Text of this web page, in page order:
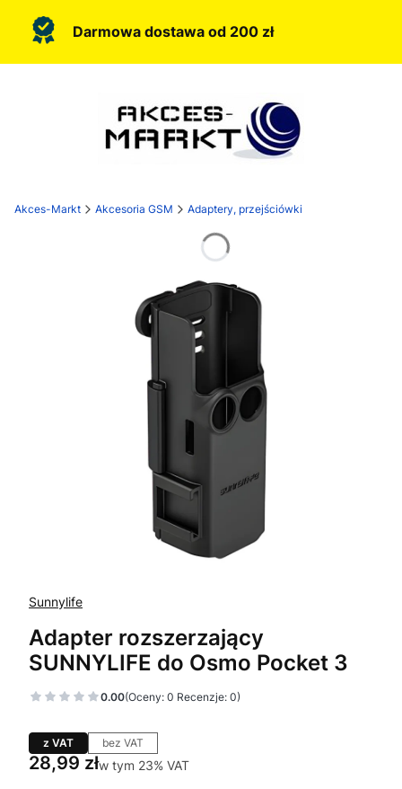
Darmowa dostawa od 200 zł
Akces-Markt Akcesoria GSM Adaptery, przejściówki
Sunnylife
Adapter rozszerzający
SUNNYLIFE do Osmo Pocket 3
0.00(Oceny: 0 Recenzje: 0)
z VAT bez VAT
Cena
28,99 złw tym 23% VAT
w tym 23% VAT